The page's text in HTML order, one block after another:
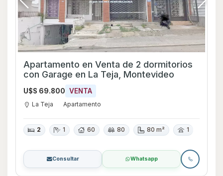
Apartamento en Venta de 2 dormitorios
con Garage en La Teja, Montevideo
U$S 69.800 VENTA
La Teja Apartamento
2 1 60 80 80 m² 1
Consultar Whatsapp